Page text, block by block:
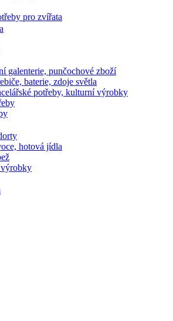
pro zvířata
galenterie, punčochové zboží
baterie, zdoje světla
potřeby, kulturní výrobky
hotová jídla